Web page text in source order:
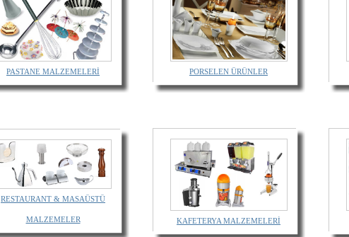
PASTANE MALZEMELERİ PORSELEN ÜRÜNLER
RESTAURANT & MASAÜSTÜ
MALZEMELER KAFETERYA MALZEMELERİ